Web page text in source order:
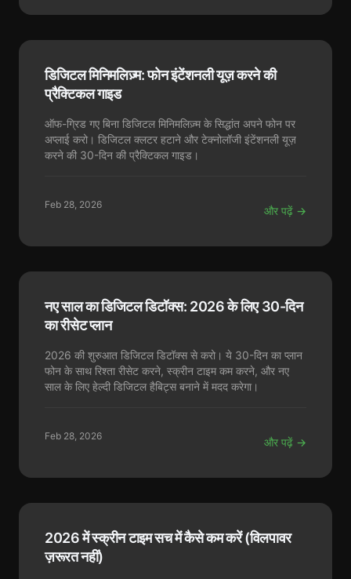
डिजिटल मिनिमलिज़्म: फोन इंटेंशनली यूज़ करने की
प्रैक्टिकल गाइड
ऑफ-ग्रिड गए बिना डिजिटल मिनिमलिज़्म के सिद्धांत अपने फोन पर
अप्लाई करो। डिजिटल क्लटर हटाने और टेक्नोलॉजी इंटेंशनली यूज़
करने की 30-दिन की प्रैक्टिकल गाइड।
Feb 28, 2026 और पढ़ें →
नए साल का डिजिटल डिटॉक्स: 2026 के लिए 30-दिन
का रीसेट प्लान
2026 की शुरुआत डिजिटल डिटॉक्स से करो। ये 30-दिन का प्लान
फोन के साथ रिश्ता रीसेट करने, स्क्रीन टाइम कम करने, और नए
साल के लिए हेल्दी डिजिटल हैबिट्स बनाने में मदद करेगा।
Feb 28, 2026 और पढ़ें →
2026 में स्क्रीन टाइम सच में कैसे कम करें (विलपावर
ज़रूरत नहीं)